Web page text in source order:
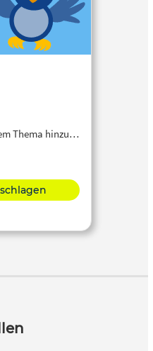
Thema hinzu…